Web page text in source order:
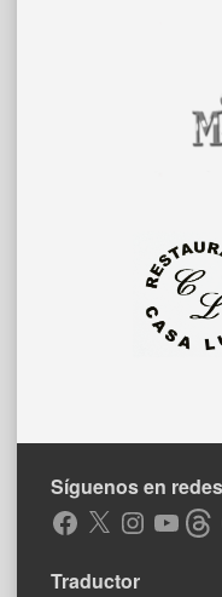
Síguenos en
Facebook
X Instagram
YouTube
Traductor